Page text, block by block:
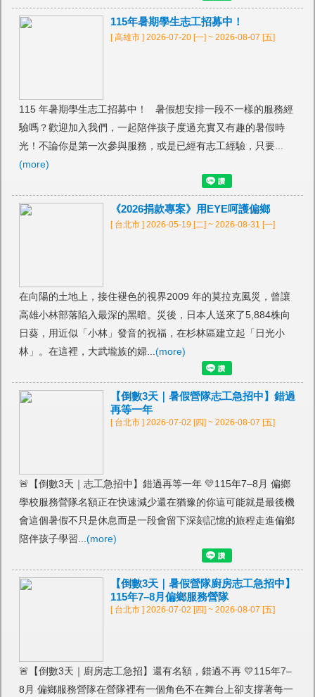
115年暑期學生志工招募中！
[ 高雄市 ] 2026-07-20 [一] ~ 2026-08-07 [五]
115 年暑期學生志工招募中！ 暑假想安排一段不一樣的服務經
驗嗎？歡迎加入我們，一起陪伴孩子度過充實又有趣的暑假時
光！不論你是第一次參與服務，或是已經有志工經驗，只要...
(more)
《2026捐款專案》用EYE呵護偏鄉
[ 台北市 ] 2026-05-19 [二] ~ 2026-08-31 [一]
在向陽的土地上，接住褪色的視界2009 年的莫拉克風災，曾讓
高雄小林部落陷入最深的黑暗。災後，日本人送來了5,884株向
日葵，用近似「小林」發音的祝福，在杉林區建立起「日光小
林」。在這裡，大武壠族的婦... (more)
【倒數3天｜暑假營隊志工急招中】錯過
再等一年
[ 台北市 ] 2026-07-02 [四] ~ 2026-08-07 [五]
🚨【倒數3天｜志工急招中】錯過再等一年 💛115年7–8月 偏鄉
學校服務營隊名額正在快速減少還在猶豫的你這可能就是最後機
會這個暑假不只是休息而是一段會留下深刻記憶的旅程走進偏鄉
陪伴孩子學習... (more)
【倒數3天｜暑假營隊廚房志工急招中】
115年7–8月偏鄉服務營隊
[ 台北市 ] 2026-07-02 [四] ~ 2026-08-07 [五]
🚨【倒數3天｜廚房志工急招】還有名額，錯過不再 💛115年7–
8月 偏鄉服務營隊在營隊裡有一個角色不在舞台上卻支撐著每一